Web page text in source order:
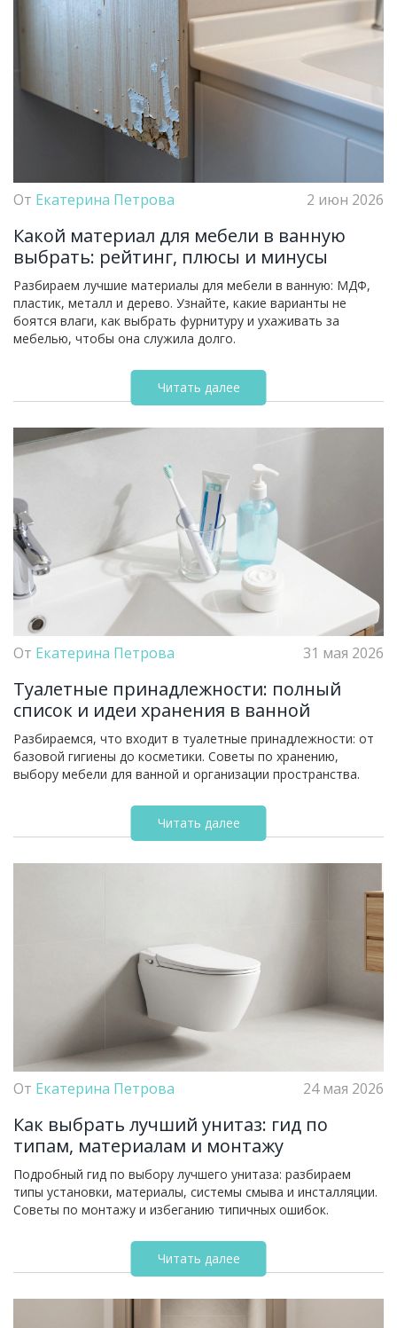
От Екатерина Петрова 2 июн 2026
Какой материал для мебели в ванную
выбрать: рейтинг, плюсы и минусы
Разбираем лучшие материалы для мебели в ванную: МДФ,
пластик, металл и дерево. Узнайте, какие варианты не
боятся влаги, как выбрать фурнитуру и ухаживать за
мебелью, чтобы она служила долго.
Читать далее
От Екатерина Петрова 31 мая 2026
Туалетные принадлежности: полный
список и идеи хранения в ванной
Разбираемся, что входит в туалетные принадлежности: от
базовой гигиены до косметики. Советы по хранению,
выбору мебели для ванной и организации пространства.
Читать далее
От Екатерина Петрова 24 мая 2026
Как выбрать лучший унитаз: гид по
типам, материалам и монтажу
Подробный гид по выбору лучшего унитаза: разбираем
типы установки, материалы, системы смыва и инсталляции.
Советы по монтажу и избеганию типичных ошибок.
Читать далее